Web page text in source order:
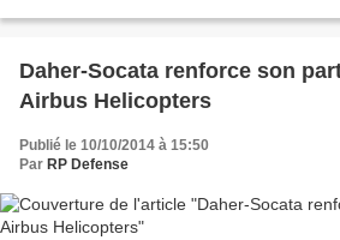
Daher-Socata renforce son
Airbus Helicopters
Publié le 10/10/2014 à 15:50
Par RP Defense